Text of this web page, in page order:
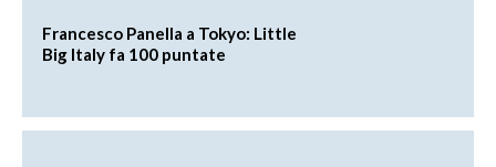
Francesco Panella a Tokyo: Little
Big Italy fa 100 puntate